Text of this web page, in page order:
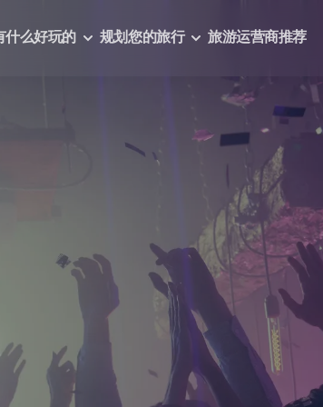
什么好玩的 规划您的旅行 旅游运营商推荐